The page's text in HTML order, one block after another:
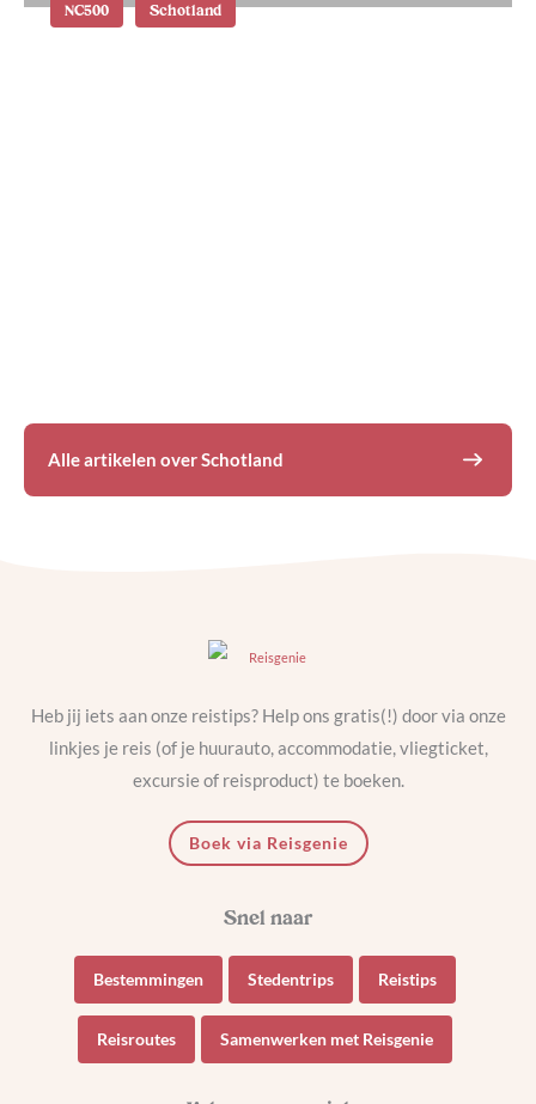
NC500 Schotland
Alle artikelen overSchotland
Heb jij iets aan onze reistips? Help ons gratis(!) door via onze
linkjes je reis (of je huurauto, accommodatie, vliegticket,
excursie of reisproduct) te boeken.
Boek via Reisgenie
Bestemmingen Stedentrips Reistips
Reisroutes Samenwerken met Reisgenie